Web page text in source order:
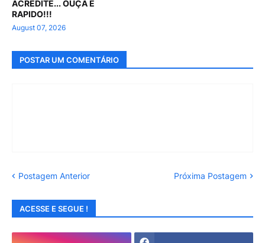
ACREDITE... OUÇA É
RAPIDO!!!
August 07, 2026
POSTAR UM COMENTÁRIO
Postagem Anterior Próxima Postagem
ACESSE E SEGUE !